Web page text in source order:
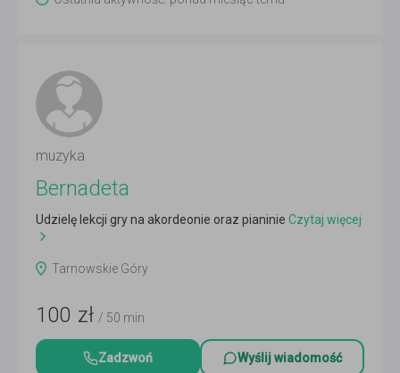
muzyka
Bernadeta
Udzielę lekcji gry na akordeonie oraz pianinie Czytaj więcej
Tarnowskie Góry
100 zł / 50 min
Zadzwoń Wyślij wiadomość